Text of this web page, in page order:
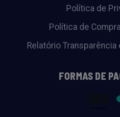
Política de
Política de
Relatório Transparência
FORMAS DE